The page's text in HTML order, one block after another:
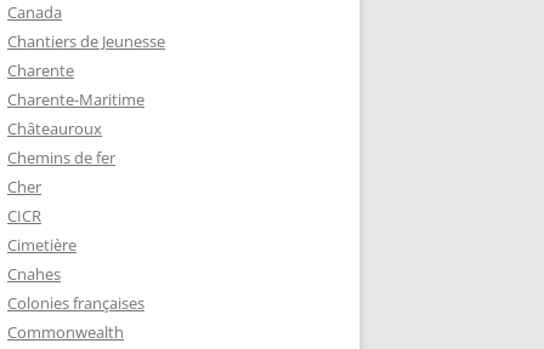
Canada
Chantiers de Jeunesse
Charente
Charente-Maritime
Châteauroux
Chemins de fer
Cher
CICR
Cimetière
Cnahes
Colonies françaises
Commonwealth